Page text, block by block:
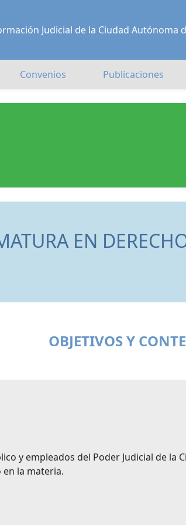
Judicial de la Ciudad Autónoma
Convenios Publicaciones
EN
OBJETIVOS Y
y empleados del Poder Judicial de la
la materia.